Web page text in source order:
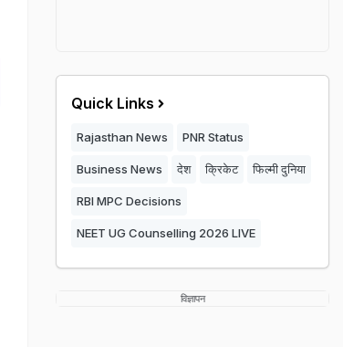
Quick Links
Rajasthan News PNR Status
Business News देश क्रिकेट फिल्मी दुनिया
RBI MPC Decisions
NEET UG Counselling 2026 LIVE
विज्ञापन